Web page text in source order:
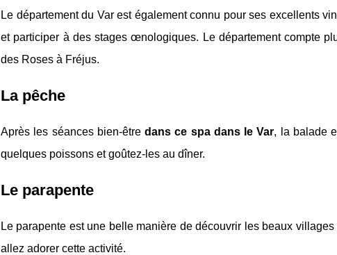
Le département du Var est également connu pour ses excellents
et participer à des stages œnologiques. Le département compte
des Roses à Fréjus.
La pêche
Après les séances bien-être dans ce spa dans le Var, la balade
quelques poissons et goûtez-les au dîner.
Le parapente
Le parapente est une belle manière de découvrir les beaux
allez adorer cette activité.